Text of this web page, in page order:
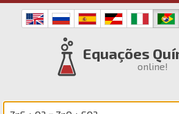
Equações
online!